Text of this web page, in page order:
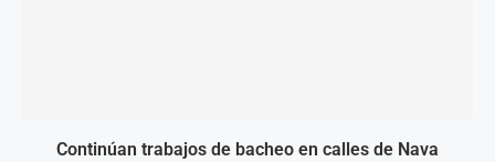
Continúan trabajos de bacheo en calles de Nava